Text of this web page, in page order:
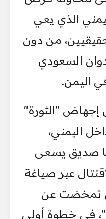
الذي يعي
من دون
السعودي
اليمن.
إجهاض "الثورة"
اليمني،
صديق يسعى
عبر صياغة
تمخضت عن
في خطوة أولى